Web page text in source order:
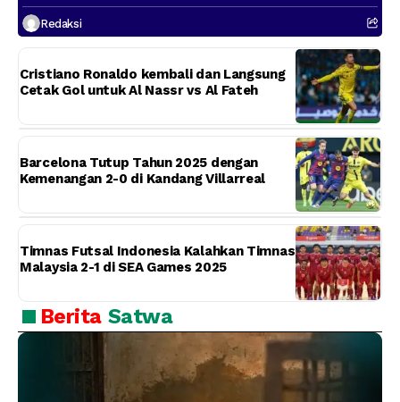
Redaksi
Cristiano Ronaldo kembali dan Langsung
Cetak Gol untuk Al Nassr vs Al Fateh
Barcelona Tutup Tahun 2025 dengan
Kemenangan 2-0 di Kandang Villarreal
Timnas Futsal Indonesia Kalahkan Timnas
Malaysia 2-1 di SEA Games 2025
Berita Satwa